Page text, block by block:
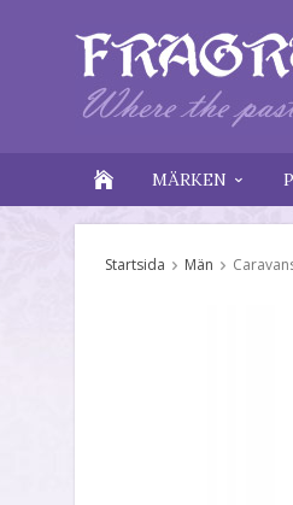
MÄRKEN
Startsida Män